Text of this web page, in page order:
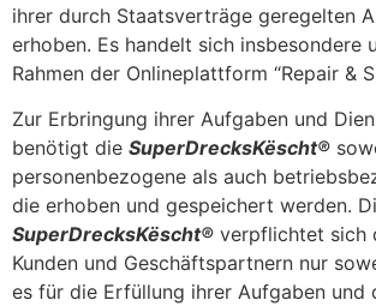
ihrer durch Staatsverträge geregelten
erhoben. Es handelt sich insbesondere
Rahmen der Onlineplattform “Repair &
Zur Erbringung ihrer Aufgaben und
benötigt die SuperDrecksKëscht®
personenbezogene als auch
die erhoben und gespeichert werden.
SuperDrecksKëscht® verpflichtet sich
Kunden und Geschäftspartnern nur
es für die Erfüllung ihrer Aufgaben und